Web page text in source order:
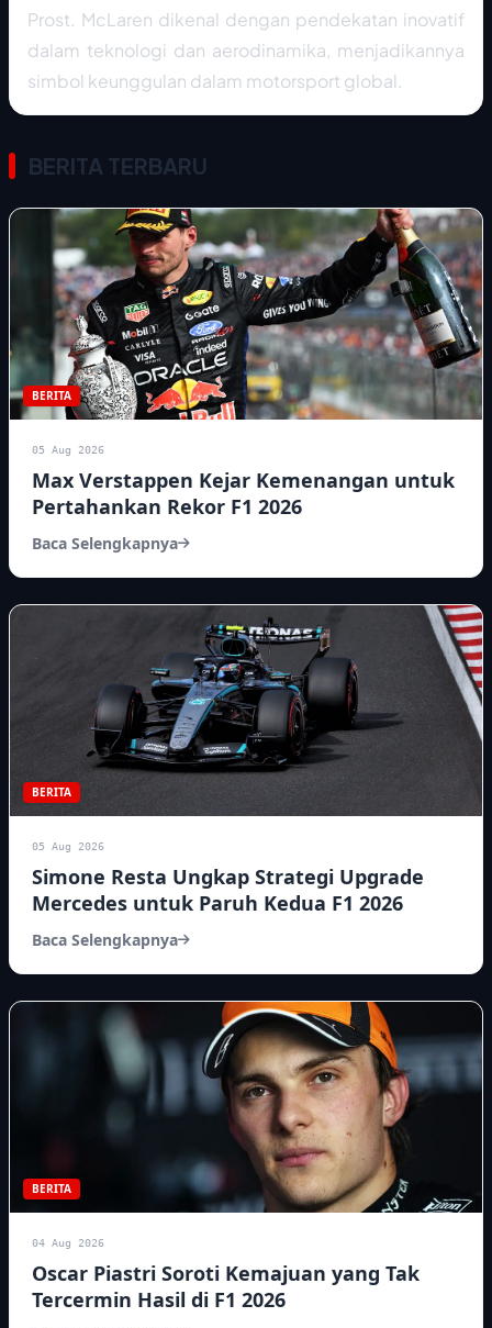
Prost. McLaren dikenal dengan pendekatan inovatif
dalam teknologi dan aerodinamika, menjadikannya
simbol keunggulan dalam motorsport global.
BERITA TERBARU
BERITA
05 Aug 2026
Max Verstappen Kejar Kemenangan untuk
Pertahankan Rekor F1 2026
Baca Selengkapnya
BERITA
05 Aug 2026
Simone Resta Ungkap Strategi Upgrade
Mercedes untuk Paruh Kedua F1 2026
Baca Selengkapnya
BERITA
04 Aug 2026
Oscar Piastri Soroti Kemajuan yang Tak
Tercermin Hasil di F1 2026